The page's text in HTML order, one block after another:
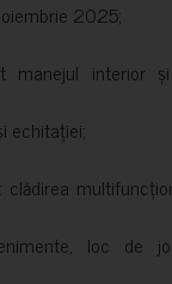
2025;
manejul interior
echitației;
loc de